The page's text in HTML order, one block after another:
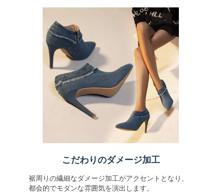
こだわりのダメージ加工
裾周りの繊細なダメージ加工がアクセントとなり、
都会的でモダンな雰囲気を演出します。